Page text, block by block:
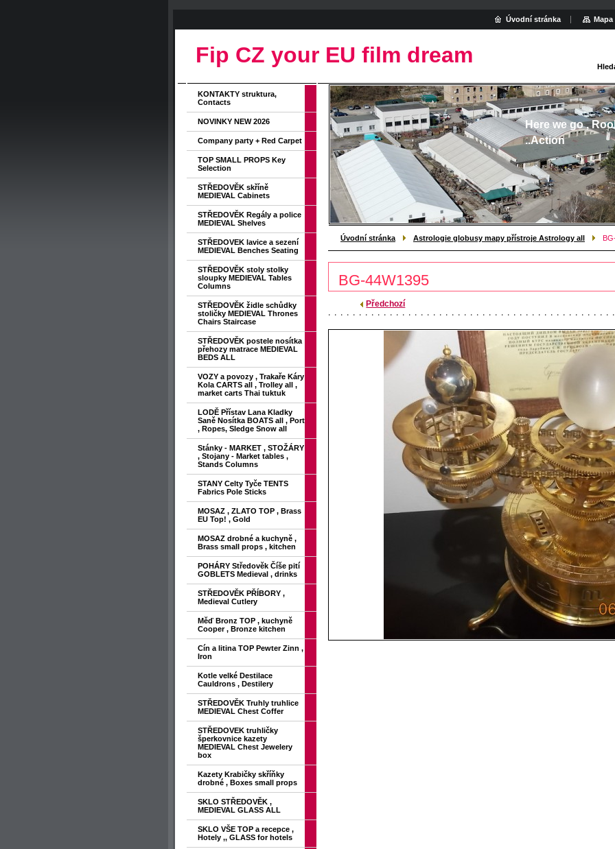
Fip CZ your EU film dream
Here we go ,
..Action
Úvodní stránka Astrologie globusy mapy přístroje Astrology all
BG-44W1395
Předchozí
KONTAKTY struktura,
Contacts
NOVINKY NEW 2026
Company party + Red Carpet
TOP SMALL PROPS Key
Selection
STŘEDOVĚK skříně
MEDIEVAL Cabinets
STŘEDOVĚK Regály a police
MEDIEVAL Shelves
STŘEDOVEK lavice a sezení
MEDIEVAL Benches Seating
STŘEDOVĚK stoly stolky
sloupky MEDIEVAL Tables
Columns
STŘEDOVĚK židle schůdky
stoličky MEDIEVAL Thrones
Chairs Staircase
STŘEDOVĚK postele nosítka
přehozy matrace MEDIEVAL
BEDS ALL
VOZY a povozy , Trakaře Káry
Kola CARTS all , Trolley all ,
market carts Thai tuktuk
LODĚ Přístav Lana Kladky
Saně Nosítka BOATS all , Port
, Ropes, Sledge Snow all
Stánky - MARKET , STOŽÁRY
, Stojany - Market tables ,
Stands Columns
STANY Celty Tyče TENTS
Fabrics Pole Sticks
MOSAZ , ZLATO TOP , Brass
EU Top! , Gold
MOSAZ drobné a kuchyně ,
Brass small props , kitchen
POHÁRY Středověk Číše pití
GOBLETS Medieval , drinks
STŘEDOVĚK PŘÍBORY ,
Medieval Cutlery
Měď Bronz TOP , kuchyně
Cooper , Bronze kitchen
Cín a litina TOP Pewter Zinn ,
Iron
Kotle velké Destilace
Cauldrons , Destilery
STŘEDOVĚK Truhly truhlice
MEDIEVAL Chest Coffer
STŘEDOVEK truhličky
šperkovnice kazety
MEDIEVAL Chest Jewelery
box
Kazety Krabičky skříňky
drobné , Boxes small props
SKLO STŘEDOVĚK ,
MEDIEVAL GLASS ALL
SKLO VŠE TOP a recepce ,
Hotely ,, GLASS for hotels
Úvodní stránka